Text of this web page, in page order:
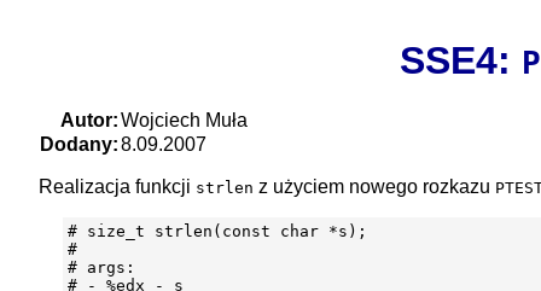
SSE4:
Autor:Wojciech Muła
Dodany:8.09.2007
Realizacja funkcji strlen z użyciem nowego rozkazu
# size_t strlen(const char *s);
#
# args:
# - %edx - s